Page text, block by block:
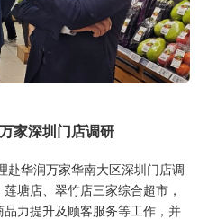
家深圳门店调研
赴华润万家华南大区深圳门店调
塘店、翠竹店三家综合超市，
力提升及顾客服务等工作，并